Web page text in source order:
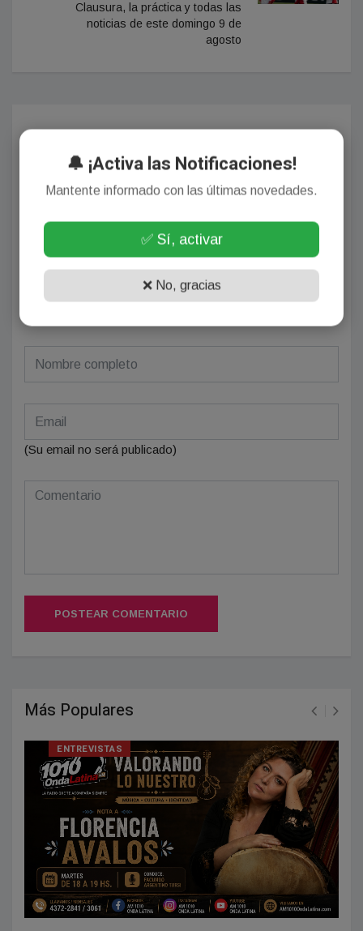
Clausura, la práctica y todas las
noticias de este domingo 9 de
agosto
Comentarios
Se el primero en comentar este artículo.
(Su email no será publicado)
POSTEAR COMENTARIO
Más Populares
ENTREVISTAS
🔔 ¡Activa las Notificaciones!
Mantente informado con las últimas novedades.
✅ Sí, activar
❌ No, gracias